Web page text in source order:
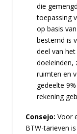
die
toepassing
op basis
bestemd is
deel van
doeleinden,
ruimten en
gedeelte
rekening
Consejo: Voor
BTW-tarieven